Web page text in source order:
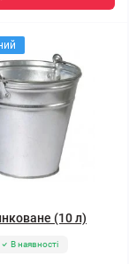
(10 л)
В наявності